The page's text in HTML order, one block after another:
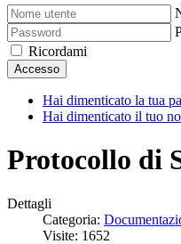
Ricordami
Accesso
Hai dimenticato la tua
Hai dimenticato il tuo
Protocollo di
Dettagli
Categoria:
Visite: 1652